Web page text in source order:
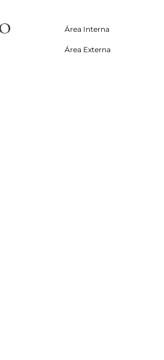
Área Interna
Área Externa